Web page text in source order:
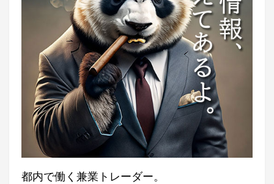
都内で働く兼業トレーダー。